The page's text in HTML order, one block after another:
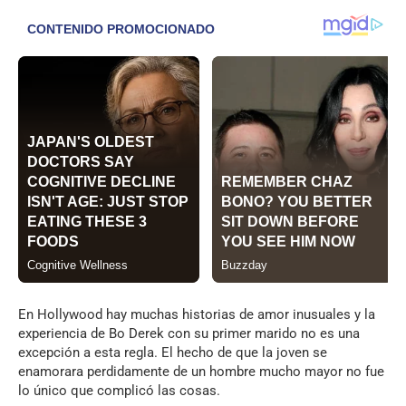
En Hollywood hay muchas historias de amor inusuales y la
experiencia de Bo Derek con su primer marido no es una
excepción a esta regla. El hecho de que la joven se
enamorara perdidamente de un hombre mucho mayor no fue
lo único que complicó las cosas.